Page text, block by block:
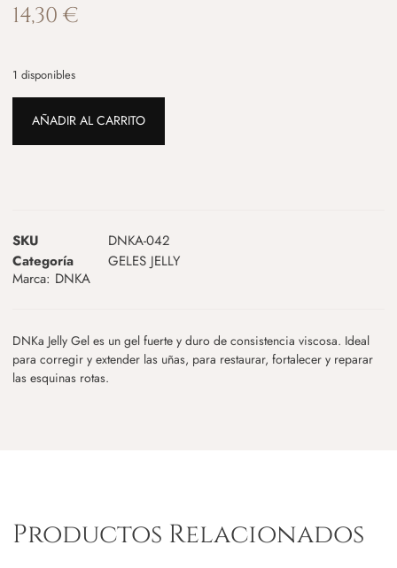
14,30 €
1 disponibles
AÑADIR AL CARRITO
SKU
DNKA-042
Categoría
GELES JELLY
Marca: DNKA
DNKa Jelly Gel es un gel fuerte y duro de consistencia viscosa. Ideal
para corregir y extender las uñas, para restaurar, fortalecer y reparar
las esquinas rotas.
Productos Relacionados